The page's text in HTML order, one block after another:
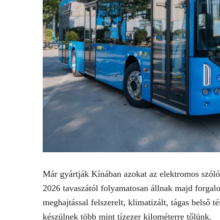
Már gyártják Kínában azokat az elektromos
2026 tavaszától folyamatosan állnak majd
meghajtással felszerelt, klimatizált, tágas belső
készülnek több mint tízezer kilométerre tőlünk.